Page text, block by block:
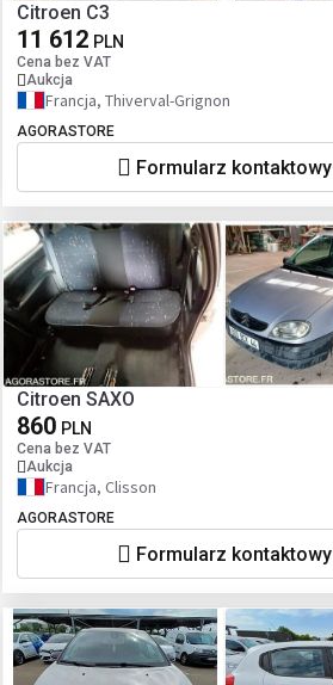
Citroen C3
11 612 PLN
Cena bez VAT
Aukcja
Francja, Thiverval-Grignon
AGORASTORE
Formularz kontaktowy
Citroen SAXO
860 PLN
Cena bez VAT
Aukcja
Francja, Clisson
AGORASTORE
Formularz kontaktowy